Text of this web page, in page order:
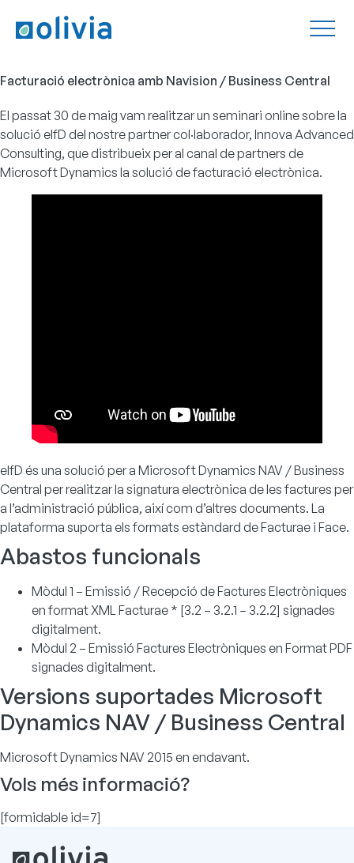
Facturació electrònica amb Navision / Business Central
El passat 30 de maig vam realitzar un seminari online sobre la
solució eIfD del nostre partner col·laborador, Innova Advanced
Consulting, que distribueix per al canal de partners de
Microsoft Dynamics la solució de facturació electrònica.
eIfD és una solució per a Microsoft Dynamics NAV /Business
Central per realitzar la signatura electrònica de les factures per
a l’administració pública, així com d’altres documents. La
plataforma suporta els formats estàndard de Facturae i Face.
Abastos funcionals
Mòdul 1 – Emissió / Recepció de Factures Electròniques
en format XML Facturae * [3.2 – 3.2.1 – 3.2.2] signades
digitalment.
Mòdul 2 – Emissió Factures Electròniques en Format PDF
signades digitalment.
Versions suportades Microsoft
Dynamics NAV / Business Central
Microsoft Dynamics NAV 2015 en endavant.
Vols més informació?
[formidable id=7]